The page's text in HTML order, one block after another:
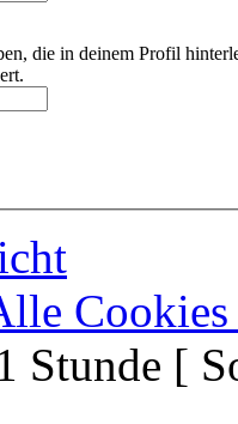
die in deinem Profil
Cookies
Stunde [